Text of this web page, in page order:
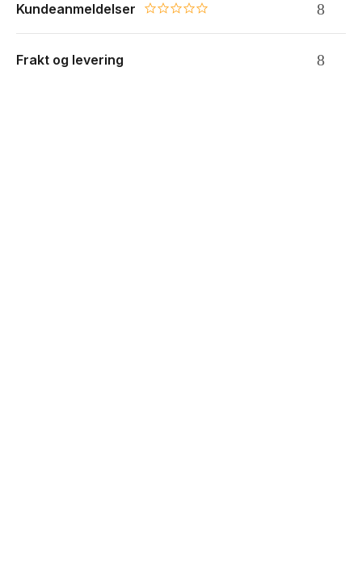
Kundeanmeldelser 0.0 star rating
Frakt og levering